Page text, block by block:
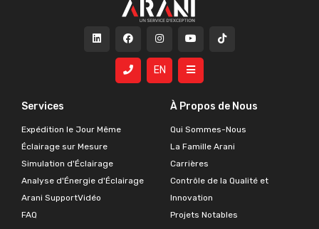
Services
Expédition le Jour Même
Éclairage sur Mesure
Simulation d'Éclairage
Analyse d'Énergie d'Éclairage
Arani SupportVidéo
FAQ
À Propos de Nous
Qui Sommes-Nous
La Famille Arani
Carrières
Contrôle de la Qualité et
Innovation
Projets Notables
EN